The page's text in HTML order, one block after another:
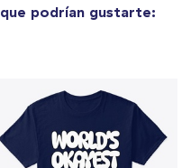
que podrían gustarte: